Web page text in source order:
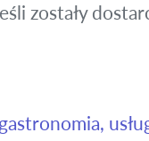
zostały